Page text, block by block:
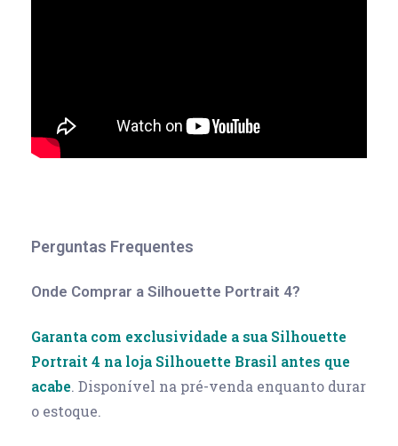
Perguntas Frequentes
Onde Comprar a Silhouette Portrait 4?
Garanta com exclusividade a sua Silhouette
Portrait 4 na loja Silhouette Brasil antes que
acabe. Disponível na pré-venda enquanto durar
o estoque.